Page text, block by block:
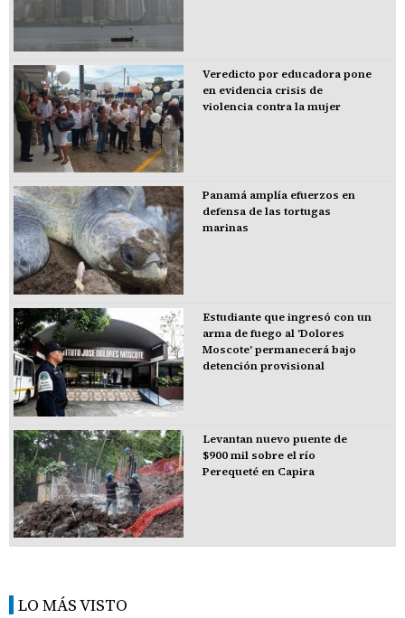
Veredicto por educadora pone
en evidencia crisis de
violencia contra la mujer
Panamá amplía efuerzos en
defensa de las tortugas
marinas
Estudiante que ingresó con un
arma de fuego al 'Dolores
Moscote' permanecerá bajo
detención provisional
Levantan nuevo puente de
$900 mil sobre el río
Perequeté en Capira
LO MÁS VISTO